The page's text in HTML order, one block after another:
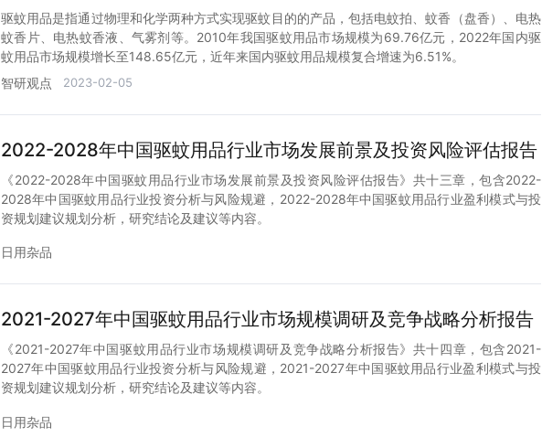
驱蚊用品是指通过物理和化学两种方式实现驱蚊目的的产品，包括电蚊拍、蚊香（盘香）、电热
蚊香片、电热蚊香液、气雾剂等。2010年我国驱蚊用品市场规模为69.76亿元，2022年国内驱
蚊用品市场规模增长至148.65亿元，近年来国内驱蚊用品规模复合增速为6.51%。
智研观点
2023-02-05
2022-2028年中国驱蚊用品行业市场发展前景及投资风险评估报告
《2022-2028年中国驱蚊用品行业市场发展前景及投资风险评估报告》共十三章，包含2022-
2028年中国驱蚊用品行业投资分析与风险规避，2022-2028年中国驱蚊用品行业盈利模式与投
资规划建议规划分析，研究结论及建议等内容。
日用杂品
2021-2027年中国驱蚊用品行业市场规模调研及竞争战略分析报告
《2021-2027年中国驱蚊用品行业市场规模调研及竞争战略分析报告》共十四章，包含2021-
2027年中国驱蚊用品行业投资分析与风险规避，2021-2027年中国驱蚊用品行业盈利模式与投
资规划建议规划分析，研究结论及建议等内容。
日用杂品